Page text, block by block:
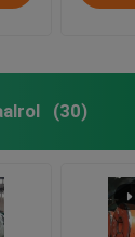
(30)